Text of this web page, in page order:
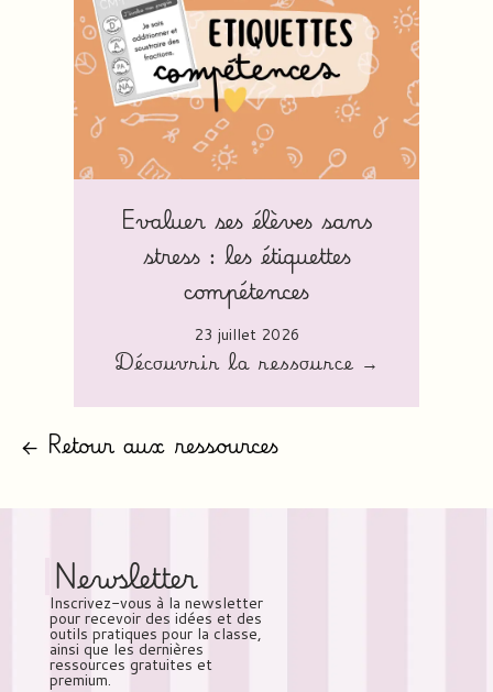
Evaluer ses élèves sans
stress : les étiquettes
compétences
23 juillet 2026
Découvrir la ressource →
← Retour aux ressources
Newsletter
Inscrivez-vous à la newsletter
pour recevoir des idées et des
outils pratiques pour la classe,
ainsi que les dernières
ressources gratuites et
premium.